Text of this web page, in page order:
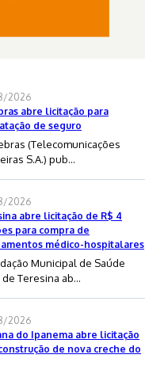
2026
abre licitação para
de seguro
(Telecomunicações
S.A.) pub...
2026
abre licitação de R$ 4
para compra de
médico-hospitalares
Municipal de Saúde
de Teresina ab...
2026
do Ipanema abre licitação
de nova creche do